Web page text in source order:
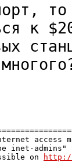
к
access
inet-admins"
on